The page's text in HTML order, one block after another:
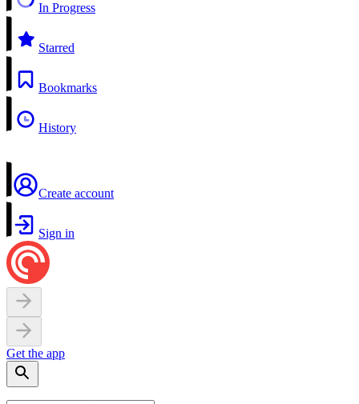
In Progress
Starred
Bookmarks
History
Create account
Sign in
Get the app